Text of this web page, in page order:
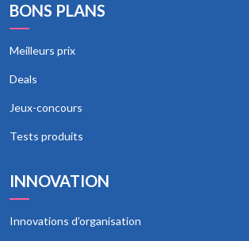
BONS PLANS
Meilleurs prix
Deals
Jeux-concours
Tests produits
INNOVATION
Innovations d’organisation